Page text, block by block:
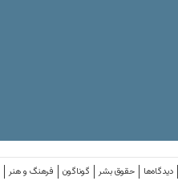
فرهنگ و هنر گوناگون حقوق بشر دیدگاه‌ها